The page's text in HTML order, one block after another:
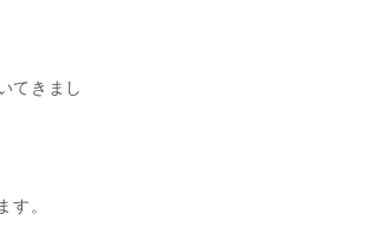
てきまし
す。